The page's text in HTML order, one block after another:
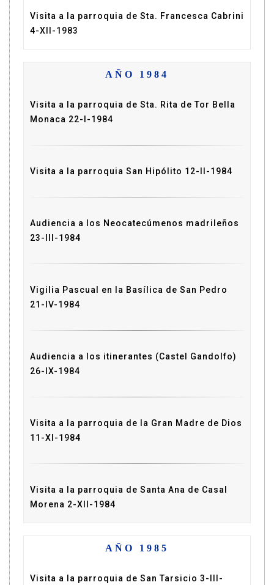
Visita a la parroquia de Sta. Francesca Cabrini
4-XII-1983
AÑO 1984
Visita a la parroquia de Sta. Rita de Tor Bella
Monaca 22-I-1984
Visita a la parroquia San Hipólito 12-II-1984
Audiencia a los Neocatecúmenos madrileños
23-III-1984
Vigilia Pascual en la Basílica de San Pedro
21-IV-1984
Audiencia a los itinerantes (Castel Gandolfo)
26-IX-1984
Visita a la parroquia de la Gran Madre de Dios
11-XI-1984
Visita a la parroquia de Santa Ana de Casal
Morena 2-XII-1984
AÑO 1985
Visita a la parroquia de San Tarsicio 3-III-